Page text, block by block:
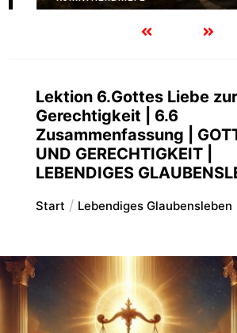
Lektion 6.Gottes Liebe zur
Gerechtigkeit | 6.6
Zusammenfassung |
UND GERECHTIGKEIT |
LEBENDIGES
Start Lebendiges Glaubensleben